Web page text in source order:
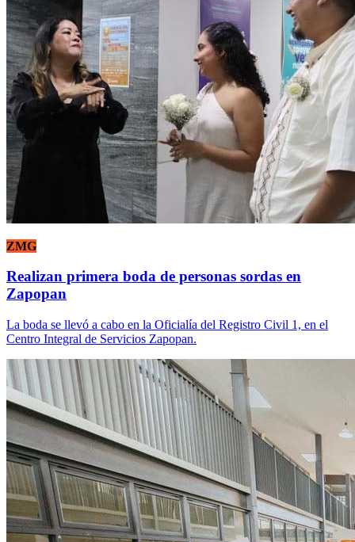
ZMG
Realizan primera boda de personas sordas en
Zapopan
La boda se llevó a cabo en la Oficialía del Registro Civil 1, en el
Centro Integral de Servicios Zapopan.